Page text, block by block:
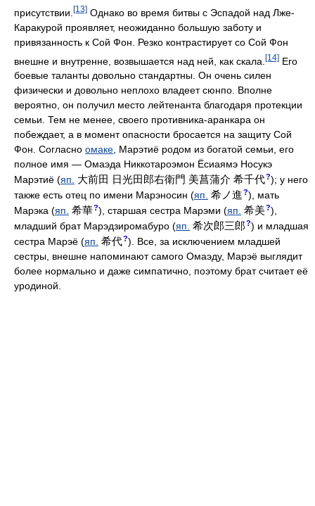
присутствии. [13] Однако во время битвы с Эспадой над Лже-
Каракурой проявляет, неожиданно большую заботу и
привязанность к Сой Фон. Резко контрастирует со Сой Фон
внешне и внутренне, возвышается над ней, как скала. [14] Его
боевые таланты довольно стандартны. Он очень силен
физически и довольно неплохо владеет сюнпо. Вполне
вероятно, он получил место лейтенанта благодаря протекции
семьи. Тем не менее, своего противника-аранкара он
побеждает, а в момент опасности бросается на защиту Сой
Фон. Согласно омаке, Марэтиё родом из богатой семьи, его
полное имя — Омаэда Никкотароэмон Ёсиаямэ Носукэ
Марэтиё (яп. 大前田 日光田郎右衛門 美菖蒲介 希千代?); у него
также есть отец по имени Марэносин (яп. 希ノ進?), мать
Марэка (яп. 希華?), старшая сестра Марэми (яп. 希美?),
младший брат Марэдзиромабуро (яп. 希次郎三郎?) и младшая
сестра Марэё (яп. 希代?). Все, за исключением младшей
сестры, внешне напоминают самого Омаэду, Марэё выглядит
более нормально и даже симпатично, поэтому брат считает её
уродиной.